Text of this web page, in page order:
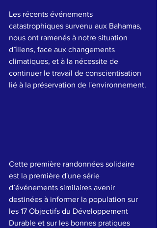
Les récents événements
catastrophiques survenu aux Bahamas,
nous ont ramenés à notre situation
d’îliens, face aux changements
climatiques, et à la nécessite de
continuer le travail de conscientisation
lié à la préservation de l'environnement.
Cette première randonnées solidaire
est la première d'une série
d’événements similaires avenir
destinées à informer la population sur
les 17 Objectifs du Développement
Durable et sur les bonnes pratiques